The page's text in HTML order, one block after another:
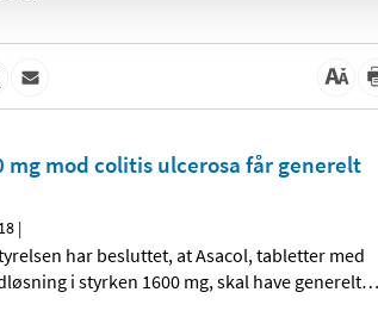
mg mod colitis ulcerosa får generelt
|
har besluttet, at Asacol, tabletter med
i styrken 1600 mg, skal have generelt…